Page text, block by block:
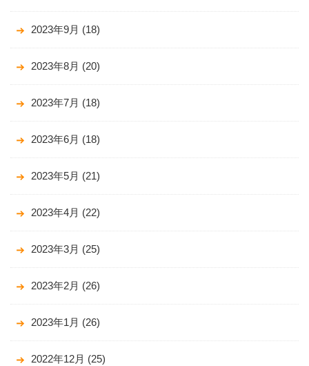
2023年9月 (18)
2023年8月 (20)
2023年7月 (18)
2023年6月 (18)
2023年5月 (21)
2023年4月 (22)
2023年3月 (25)
2023年2月 (26)
2023年1月 (26)
2022年12月 (25)